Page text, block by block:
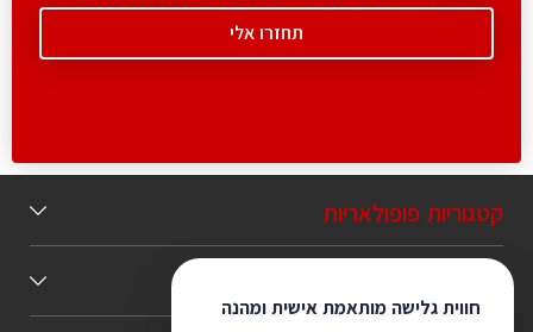
חווית גלישה מותאמת אישית ומהנה
קטגוריות פופולאריות